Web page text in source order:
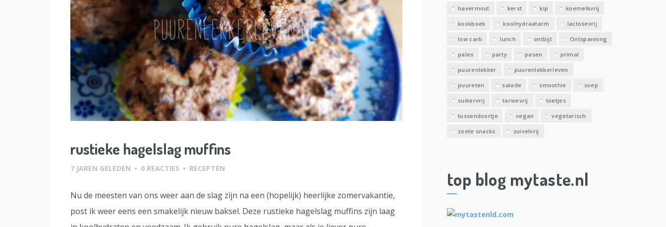
rustieke hagelslag muffins
7 JAREN GELEDEN • 0 REACTIES • RECEPTEN
Nu de meesten van ons weer aan de slag zijn na een (hopelijk) heerlijke zomervakantie,
post ik weer eens een smakelijk nieuw baksel. Deze rustieke hagelslag muffins zijn laag
havermout kerst kip koemelkvrij
kookboek koolhydraatarm lactosevrij
low carb lunch ontbijt Ontspanning
paleo party pasen primal
puurenlekker puurenlekkerleven
puureten salade smoothie soep
suikervrij tarwevrij toetjes
tussendoortje vegan vegetarisch
zoete snacks zuivelvrij
top blog mytaste.nl